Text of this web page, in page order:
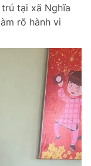
tại xã Nghĩa
rõ hành vi